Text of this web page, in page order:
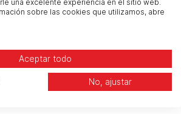
de materiales
adaptados a las tendencias
blandas:
una excelente experiencia en el sitio web.
sobre las cookies que utilizamos, abre
Aceptar todo
No, ajustar